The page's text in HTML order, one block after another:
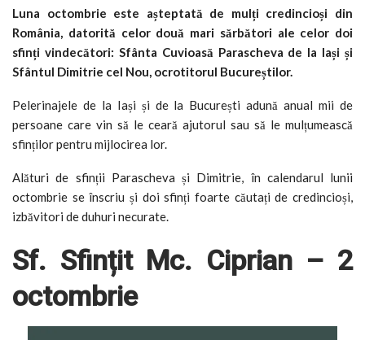
Luna octombrie este așteptată de mulți credincioși din
România, datorită celor două mari sărbători ale celor doi
sfinți vindecători: Sfânta Cuvioasă Parascheva de la Iași și
Sfântul Dimitrie cel Nou, ocrotitorul Bucureștilor.
Pelerinajele de la Iași și de la București adună anual mii de
persoane care vin să le ceară ajutorul sau să le mulțumească
sfinților pentru mijlocirea lor.
Alături de sfinții Parascheva și Dimitrie, în calendarul lunii
octombrie se înscriu și doi sfinți foarte căutați de credincioși,
izbăvitori de duhuri necurate.
Sf. Sfințit Mc. Ciprian – 2
octombrie